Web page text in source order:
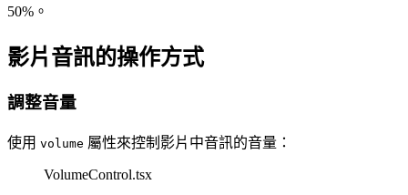
50%。
影片音訊的操作方式
調整音量
使用 volume 屬性來控制影片中音訊的音量：
VolumeControl.tsx